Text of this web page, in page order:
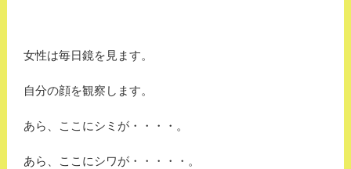
女性は毎日鏡を見ます。
自分の顔を観察します。
あら、ここにシミが・・・・。
あら、ここにシワが・・・・・。